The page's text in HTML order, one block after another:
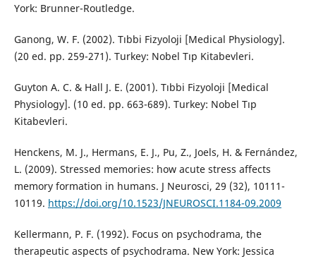
York: Brunner-Routledge.
Ganong, W. F. (2002). Tıbbi Fizyoloji [Medical Physiology].
(20 ed. pp. 259-271). Turkey: Nobel Tıp Kitabevleri.
Guyton A. C. & Hall J. E. (2001). Tıbbi Fizyoloji [Medical
Physiology]. (10 ed. pp. 663-689). Turkey: Nobel Tıp
Kitabevleri.
Henckens, M. J., Hermans, E. J., Pu, Z., Joels, H. & Fernández,
L. (2009). Stressed memories: how acute stress affects
memory formation in humans. J Neurosci, 29 (32), 10111-
10119. https://doi.org/10.1523/JNEUROSCI.1184-09.2009
Kellermann, P. F. (1992). Focus on psychodrama, the
therapeutic aspects of psychodrama. New York: Jessica